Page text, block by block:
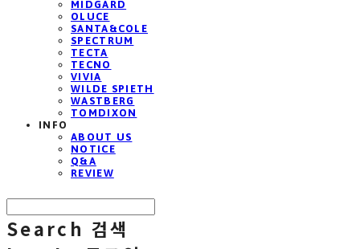
MIDGARD
OLUCE
SANTA&COLE
SPECTRUM
TECTA
TECNO
VIVIA
WILDE SPIETH
WASTBERG
TOMDIXON
INFO
ABOUT US
NOTICE
Q&A
REVIEW
Search 검색